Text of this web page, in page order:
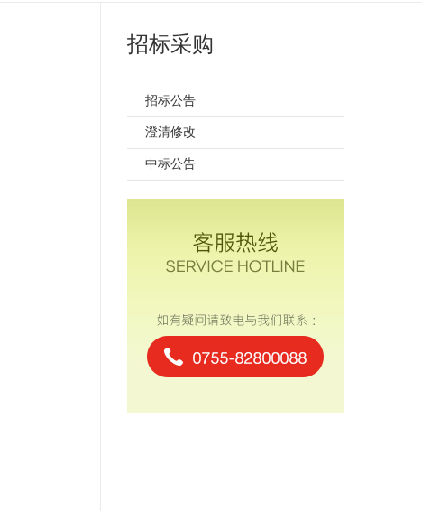
招标采购
招标公告
澄清修改
中标公告